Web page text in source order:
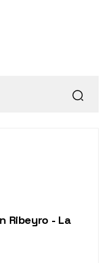
Ribeyro - La